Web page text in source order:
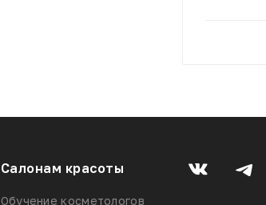
Салонам красоты
Обучение косметологов